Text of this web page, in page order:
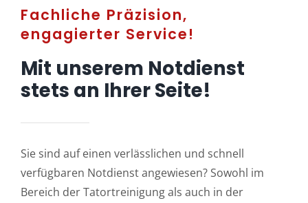
Fachliche Präzision,
engagierter Service!
Mit unserem Notdienst
stets an Ihrer Seite!
Sie sind auf einen verlässlichen und schnell
verfügbaren Notdienst angewiesen? Sowohl im
Bereich der Tatortreinigung als auch in der